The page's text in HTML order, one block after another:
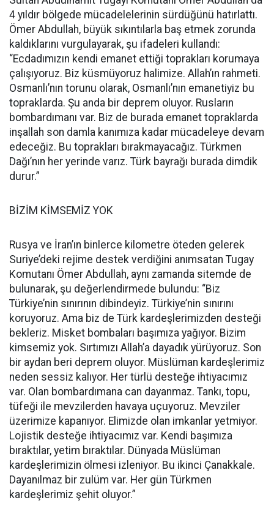
4 yıldır bölgede mücadelelerinin sürdüğünü hatırlattı.
Ömer Abdullah, büyük sıkıntılarla baş etmek zorunda
kaldıklarını vurgulayarak, şu ifadeleri kullandı:
“Ecdadımızın kendi emanet ettiği toprakları korumaya
çalışıyoruz. Biz küsmüyoruz halimize. Allah’ın rahmeti.
Osmanlı’nın torunu olarak, Osmanlı’nın emanetiyiz bu
topraklarda. Şu anda bir deprem oluyor. Rusların
bombardımanı var. Biz de burada emanet topraklarda
inşallah son damla kanımıza kadar mücadeleye devam
edeceğiz. Bu toprakları bırakmayacağız. Türkmen
Dağı’nın her yerinde varız. Türk bayrağı burada dimdik
durur.”
BİZİM KİMSEMİZ YOK
Rusya ve İran’ın binlerce kilometre öteden gelerek
Suriye’deki rejime destek verdiğini anımsatan Tugay
Komutanı Ömer Abdullah, aynı zamanda sitemde de
bulunarak, şu değerlendirmede bulundu: “Biz
Türkiye’nin sınırının dibindeyiz. Türkiye’nin sınırını
koruyoruz. Ama biz de Türk kardeşlerimizden desteği
bekleriz. Misket bombaları başımıza yağıyor. Bizim
kimsemiz yok. Sırtımızı Allah’a dayadık yürüyoruz. Son
bir aydan beri deprem oluyor. Müslüman kardeşlerimiz
neden sessiz kalıyor. Her türlü desteğe ihtiyacımız
var. Olan bombardımana can dayanmaz. Tankı, topu,
tüfeği ile mevzilerden havaya uçuyoruz. Mevziler
üzerimize kapanıyor. Elimizde olan imkanlar yetmiyor.
Lojistik desteğe ihtiyacımız var. Kendi başımıza
bıraktılar, yetim bıraktılar. Dünyada Müslüman
kardeşlerimizin ölmesi izleniyor. Bu ikinci Çanakkale.
Dayanılmaz bir zulüm var. Her gün Türkmen
kardeşlerimiz şehit oluyor.”